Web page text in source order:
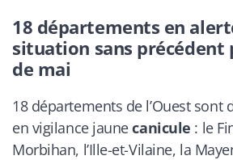
18 départements en
situation sans précédent
de mai
18 départements de l’Ouest sont
en vigilance jaunecanicule : le
Morbihan, l’Ille-et-Vilaine, la